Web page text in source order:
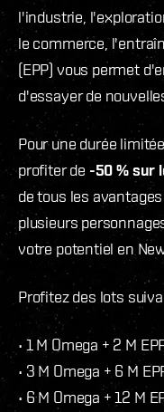
l'industrie,
le commerce,
(EPP) vous permet
d'essayer de
Pour une durée
profiter de -50 % sur
de tous les
plusieurs
votre potentiel en
Profitez des lots
• 1 M Omega + 2 M
• 3 M Omega + 6 M
• 6 M Omega + 12 M